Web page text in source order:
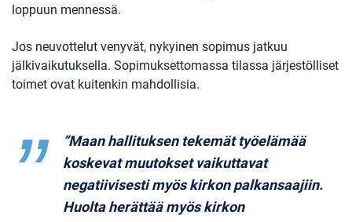
loppuun mennessä.
Jos neuvottelut venyvät, nykyinen sopimus jatkuu
jälkivaikutuksella. Sopimuksettomassa tilassa järjestölliset
toimet ovat kuitenkin mahdollisia.
”Maan hallituksen tekemät työelämää
koskevat muutokset vaikuttavat
negatiivisesti myös kirkon palkansaajiin.
Huolta herättää myös kirkon